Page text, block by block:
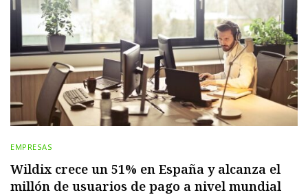
EMPRESAS
Wildix crece un 51% en España y alcanza el
millón de usuarios de pago a nivel mundial